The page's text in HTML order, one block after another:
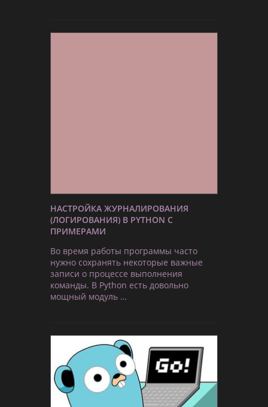
НАСТРОЙКА ЖУРНАЛИРОВАНИЯ
(ЛОГИРОВАНИЯ) В PYTHON С
ПРИМЕРАМИ
Во время работы программы часто
нужно сохранять некоторые важные
записи о процессе выполнения
команды. В Python есть довольно
мощный модуль …